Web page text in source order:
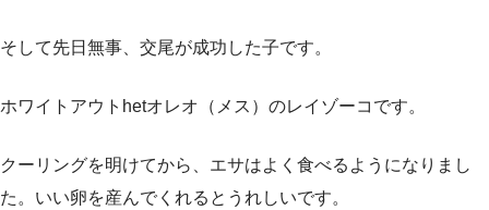
そして先日無事、交尾が成功した子です。
ホワイトアウトhetオレオ（メス）のレイゾーコです。
クーリングを明けてから、エサはよく食べるようになりまし
た。いい卵を産んでくれるとうれしいです。